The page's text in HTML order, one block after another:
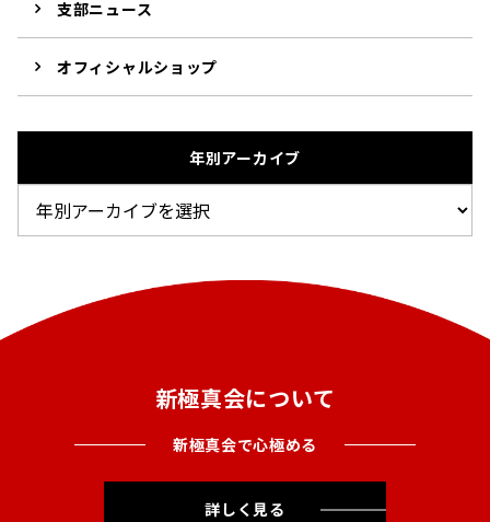
支部ニュース
オフィシャルショップ
年別アーカイブ
新極真会について
新極真会で心極める
詳しく見る